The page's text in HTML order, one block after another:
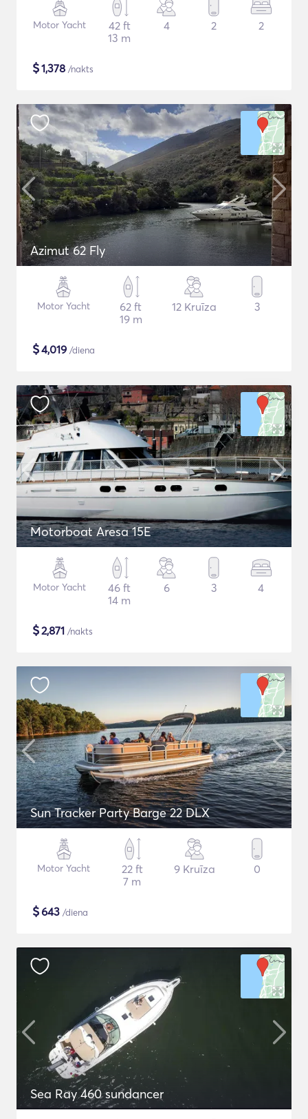
Motor Yacht
42 ft
13 m
4 2 2
$1,378 /nakts
Azimut 62 Fly
Motor Yacht
62 ft
19 m
12 Kruīza 3
$4,019 /diena
Motorboat Aresa 15E
Motor Yacht
46 ft
14 m
6 3 4
$2,871 /nakts
Sun Tracker Party Barge 22 DLX
Motor Yacht
22 ft
7 m
9 Kruīza 0
$643 /diena
Sea Ray 460 sundancer